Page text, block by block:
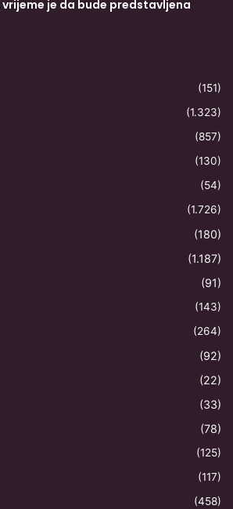
vrijeme je da bude predstavljena
(151)
(1.323)
(857)
(130)
(54)
(1.726)
(180)
(1.187)
(91)
(143)
(264)
(92)
(22)
(33)
(78)
(125)
(117)
(458)